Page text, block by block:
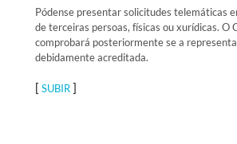
Pódense presentar solicitudes telemáticas
de terceiras persoas, físicas ou xurídicas. O
comprobará posteriormente se a
debidamente acreditada.
[ SUBIR]